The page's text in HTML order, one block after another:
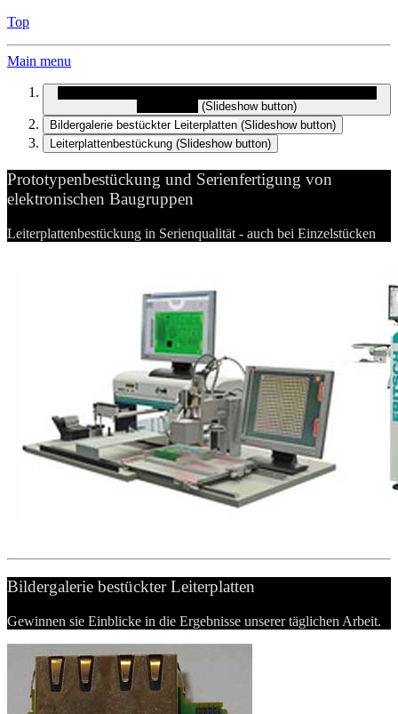
Top
Main menu
(Slideshow button)
Bildergalerie bestückter Leiterplatten (Slideshow button)
Leiterplattenbestückung (Slideshow button)
Prototypenbestückung und Serienfertigung von
elektronischen Baugruppen
Leiterplattenbestückung in Serienqualität - auch bei Einzelstücken
Bildergalerie bestückter Leiterplatten
Gewinnen sie Einblicke in die Ergebnisse unserer täglichen Arbeit.